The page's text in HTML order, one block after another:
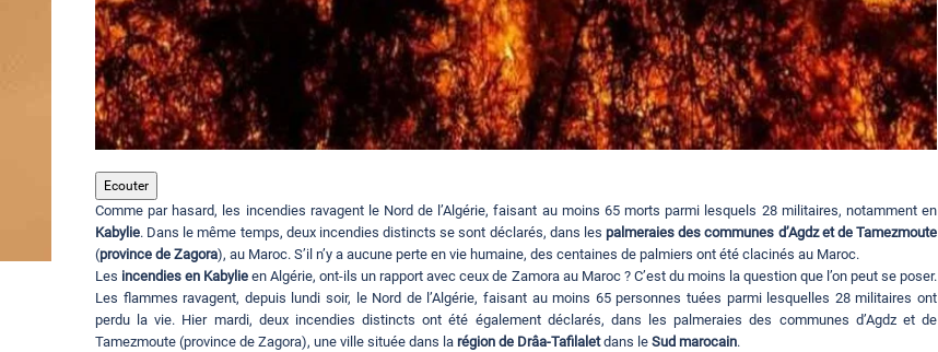
Ecouter
Comme par hasard, les incendies ravagent le Nord de l’Algérie, faisant au moins 65 morts parmi lesquels 28 militaires, notamment en
Kabylie. Dans le même temps, deux incendies distincts se sont déclarés, dans lespalmeraies des communes d’Agdz et de Tamezmoute
(province de Zagora), au Maroc. S’il n’y a aucune perte en vie humaine, des centaines de palmiers ont été clacinés au Maroc.
Les incendies en Kabylie en Algérie, ont-ils un rapport avec ceux de Zamora au Maroc ? C’est du moins la question que l’on peut se poser.
Les flammes ravagent, depuis lundi soir, le Nord de l’Algérie, faisant au moins 65 personnes tuées parmi lesquelles 28 militaires ont
perdu la vie. Hier mardi, deux incendies distincts ont été également déclarés, dans les palmeraies des communes d’Agdz et de
Tamezmoute (province de Zagora), une ville située dans la région de Drâa-Tafilaletdans le Sud marocain.